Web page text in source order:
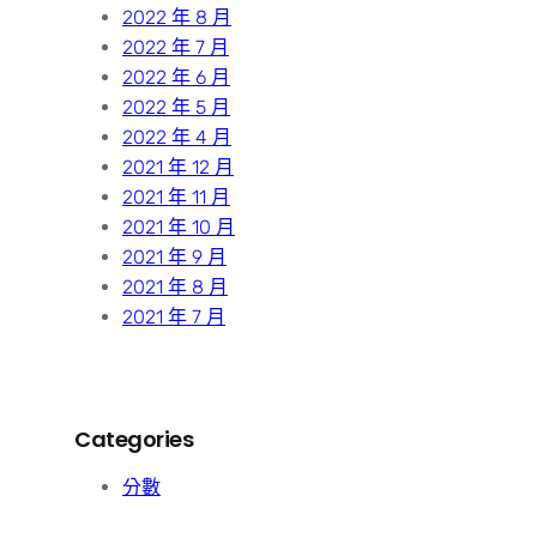
2022 年 8 月
2022 年 7 月
2022 年 6 月
2022 年 5 月
2022 年 4 月
2021 年 12 月
2021 年 11 月
2021 年 10 月
2021 年 9 月
2021 年 8 月
2021 年 7 月
Categories
分數